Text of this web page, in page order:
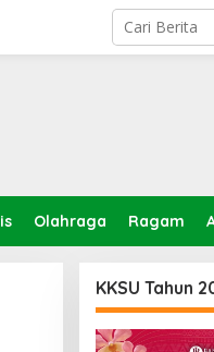
Olahraga Ragam
KKSU Tahun